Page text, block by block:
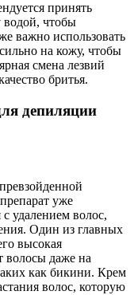
принять
водой, чтобы
важно использовать
на кожу, чтобы
смена лезвий
бритья.
депиляции
уже
удалением волос,
Один из главных
высокая
волосы даже на
как бикини. Крем
волос, которую